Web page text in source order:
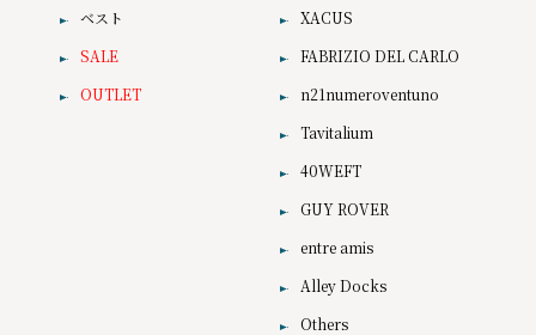
ベスト
SALE
OUTLET
XACUS
FABRIZIO DEL CARLO
n21numeroventuno
Tavitalium
40WEFT
GUY ROVER
entre amis
Alley Docks
Others